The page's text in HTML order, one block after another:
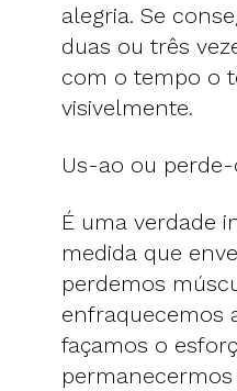
alegria. Se
duas ou três
com o tempo o
visivelmente.
Us-ao ou
É uma verdade
medida que
perdemos
enfraquecemos
façamos o